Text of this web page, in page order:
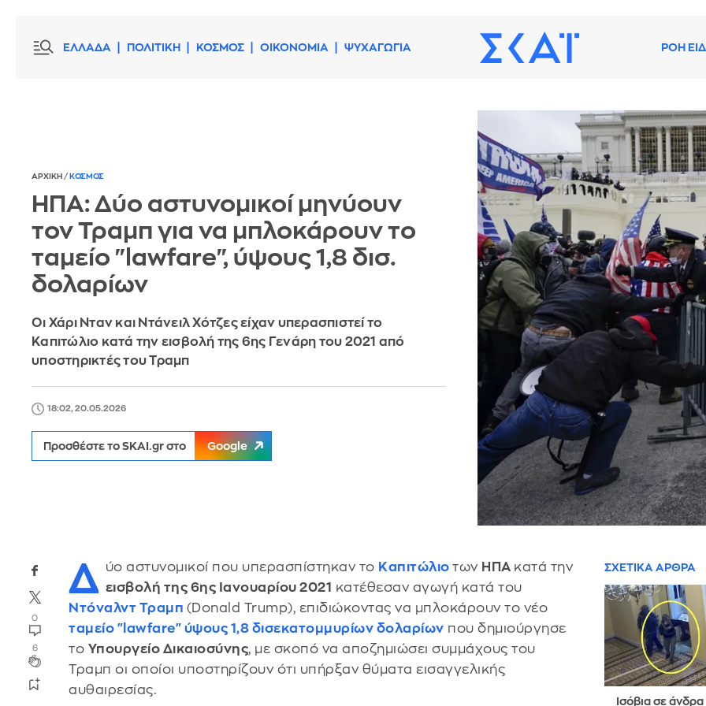
ΕΛΛΑΔΑ ΠΟΛΙΤΙΚΗ ΚΟΣΜΟΣ ΟΙΚΟΝΟΜΙΑ ΨΥΧΑΓΩΓΙΑ ΡΟΗ
ΑΡΧΙΚΗ / ΚΟΣΜΟΣ
ΗΠΑ: Δύο αστυνομικοί μηνύουν
τον Τραμπ για να μπλοκάρουν το
ταμείο "lawfare", ύψους 1,8 δισ.
δολαρίων
Οι Χάρι Νταν και Ντάνειλ Χότζες είχαν υπερασπιστεί το
Καπιτώλιο κατά την εισβολή της 6ης Γενάρη του 2021 από
υποστηρικτές του Τραμπ
18:02, 20.05.2026
Προσθέστε το SKAI.gr στο Google
0
6
Δ ύο αστυνομικοί που υπερασπίστηκαν το Καπιτώλιοτων ΗΠΑ κατά την
εισβολή της 6ης Ιανουαρίου 2021 κατέθεσαν αγωγή κατά του
Ντόναλντ Τραμπ (Donald Trump), επιδιώκοντας να μπλοκάρουν το νέο
ταμείο "lawfare" ύψους 1,8 δισεκατομμυρίων δολαρίων που δημιούργησε
το Υπουργείο Δικαιοσύνης, με σκοπό να αποζημιώσει συμμάχους του
Τραμπ οι οποίοι υποστηρίζουν ότι υπήρξαν θύματα εισαγγελικής
αυθαιρεσίας.
ΣΧΕΤΙΚΑ ΑΡΘΡΑ
Ισόβια σε